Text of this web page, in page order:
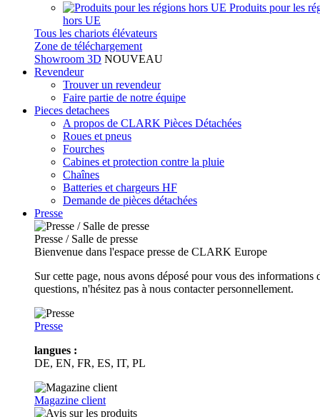
Produits pour les
hors UE
Tous les chariots élévateurs
Zone de téléchargement
Showroom 3D NOUVEAU
Revendeur
Trouver un revendeur
Faire partie de notre équipe
Pieces detachees
A propos de CLARK Pièces Détachées
Roues et pneus
Fourches
Cabines et protection contre la pluie
Chaînes
Batteries et chargeurs HF
Demande de pièces détachées
Presse
Presse / Salle de presse
Bienvenue dans l'espace presse de CLARK Europe
Sur cette page, nous avons déposé pour vous des
questions, n'hésitez pas à nous contacter personnellement.
Presse
langues :
DE, EN, FR, ES, IT, PL
Magazine client